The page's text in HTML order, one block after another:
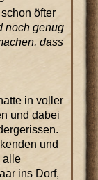
öfter
noch genug
dass
in voller
und dabei
und
alle
ins Dorf,